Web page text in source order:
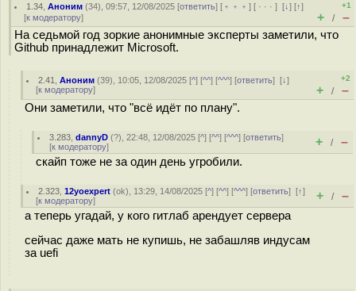
1.34 ,Аноним (34), 09:57, 12/08/2025 [ответить] [ ﹢﹢﹢] [ · · ·][↓] [↑]
[к модератору]
+1
+ / –
На седьмой год зоркие анонимные эксперты заметили, что
Github принадлежит Microsoft.
2.41 ,Аноним (39), 10:05, 12/08/2025 [^] [^^] [^^^] [ответить][↓]
[к модератору]
+2
+ / –
Они заметили, что "всё идёт по плану".
3.283 ,dannyD (?), 22:48, 12/08/2025 [^] [^^] [^^^] [ответить]
[к модератору] + / –
скайп тоже не за один день угробили.
2.323 ,12yoexpert (ok), 13:29, 14/08/2025 [^] [^^] [^^^] [ответить][↑]
[к модератору] + / –
а теперь угадай, у кого гитлаб арендует сервера
сейчас даже мать не купишь, не забашляв индусам
за uefi